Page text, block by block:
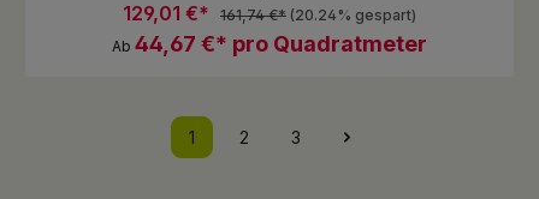
Ab 44,67 €* pro Quadratmeter
129,01 €* 161,74 €* (20.24% gespart)
1 2 3